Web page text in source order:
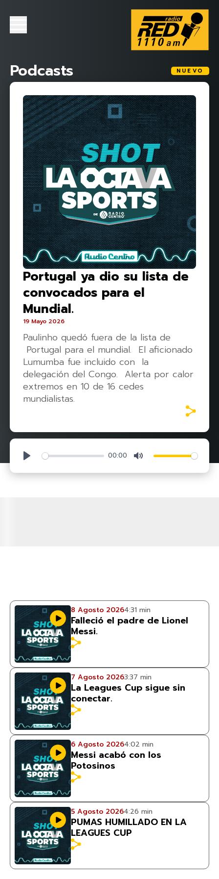
Podcasts NUEVO
Portugal ya dio su lista de
convocados para el
Mundial.
19 Mayo 2026
Paulinho quedó fuera de la lista de
Portugal para el mundial. El aficionado
Lumumba fue incluido con la
delegación del Congo. Alerta por calor
extremos en 10 de 16 cedes
mundialistas.
Play 00:00 Mute
8 Agosto 20264:31 min
Falleció el padre de Lionel
Messi.
7 Agosto 20263:37 min
La Leagues Cup sigue sin
conectar.
6 Agosto 20264:02 min
Messi acabó con los
Potosinos
5 Agosto 20264:26 min
PUMAS HUMILLADO EN LA
LEAGUES CUP